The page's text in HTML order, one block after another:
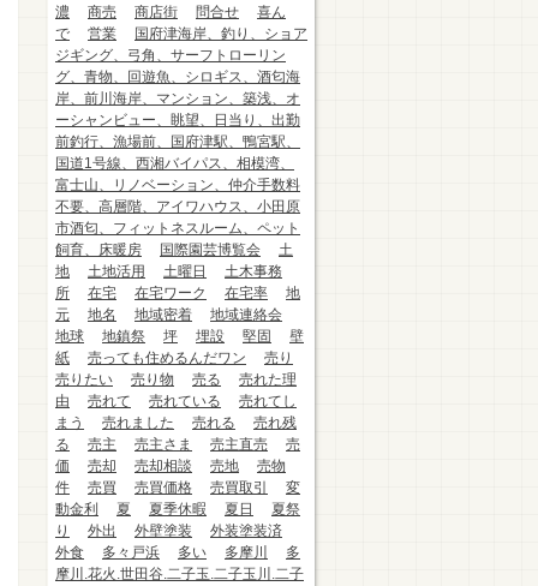
濃
商売 商店街 問合せ
喜ん
で
営業
国府津海岸、釣り、ショア
ジギング、弓角、サーフトローリン
グ、青物、回遊魚、シロギス、酒匂海
岸、前川海岸、マンション、築浅、オ
ーシャンビュー、眺望、日当り、出勤
前釣行、漁場前、国府津駅、鴨宮駅、
国道1号線、西湘バイパス、相模湾、
富士山、リノベーション、仲介手数料
不要、高層階、アイワハウス、小田原
市酒匂、フィットネスルーム、ペット
飼育、床暖房
国際園芸博覧会
土
地
土地活用 土曜日
土木事務
所
在宅 在宅ワーク 在宅率
地
元
地名 地域密着
地域連絡会
地球
地鎮祭 坪 埋設 堅固
壁
紙
売っても住めるんだワン
売り
売りたい
売り物 売る
売れた理
由
売れて 売れている
売れてし
まう
売れました 売れる
売れ残
る
売主 売主さま 売主直売
売
価
売却 売却相談 売地
売物
件
売買 売買価格 売買取引
変
動金利
夏 夏季休暇 夏日
夏祭
り
外出 外壁塗装
外装塗装済
外食
多々戸浜 多い 多摩川
多
摩川.花火.世田谷.二子玉.二子玉川.二子